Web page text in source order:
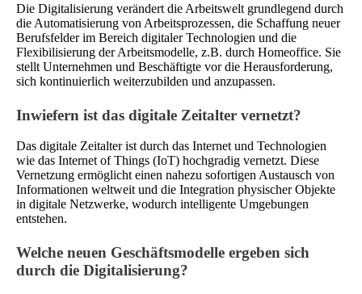
Die Digitalisierung verändert die Arbeitswelt grundlegend durch
die Automatisierung von Arbeitsprozessen, die Schaffung neuer
Berufsfelder im Bereich digitaler Technologien und die
Flexibilisierung der Arbeitsmodelle, z.B. durch Homeoffice. Sie
stellt Unternehmen und Beschäftigte vor die Herausforderung,
sich kontinuierlich weiterzubilden und anzupassen.
Inwiefern ist das digitale Zeitalter vernetzt?
Das digitale Zeitalter ist durch das Internet und Technologien
wie das Internet of Things (IoT) hochgradig vernetzt. Diese
Vernetzung ermöglicht einen nahezu sofortigen Austausch von
Informationen weltweit und die Integration physischer Objekte
in digitale Netzwerke, wodurch intelligente Umgebungen
entstehen.
Welche neuen Geschäftsmodelle ergeben sich
durch die Digitalisierung?